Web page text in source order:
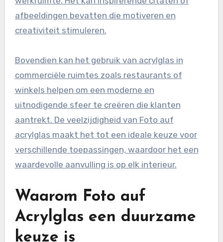
afbeeldingen bevatten die motiveren en
creativiteit stimuleren.
Bovendien kan het gebruik van acrylglas in
commerciële ruimtes zoals restaurants of
winkels helpen om een moderne en
uitnodigende sfeer te creëren die klanten
aantrekt. De veelzijdigheid van Foto auf
acrylglas maakt het tot een ideale keuze voor
verschillende toepassingen, waardoor het een
waardevolle aanvulling is op elk interieur.
Waarom Foto auf
Acrylglas een duurzame
keuze is